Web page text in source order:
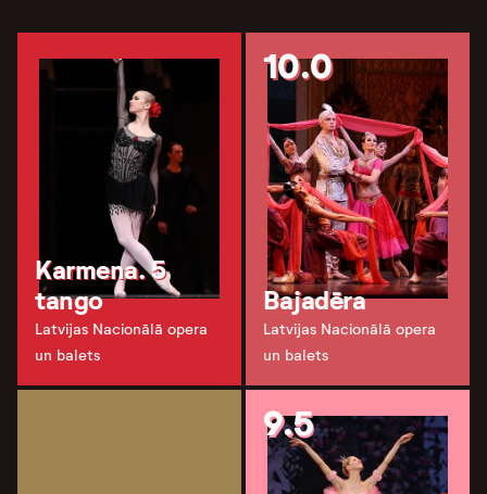
Karmena. 5
tango
Latvijas Nacionālā opera
un balets
10.0
Bajadēra
Latvijas Nacionālā opera
un balets
9.5